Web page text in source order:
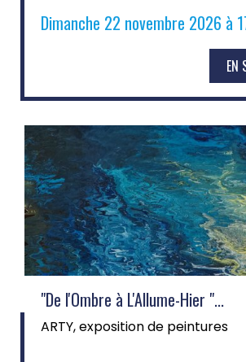
Dimanche 22 novembre 2026 à
EN
"De l'Ombre à L'Allume-Hier "...
ARTY, exposition de peintures